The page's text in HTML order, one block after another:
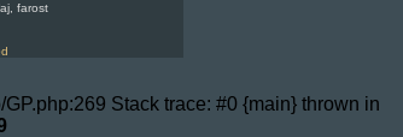
farost
Stack trace: #0 {main} thrown in